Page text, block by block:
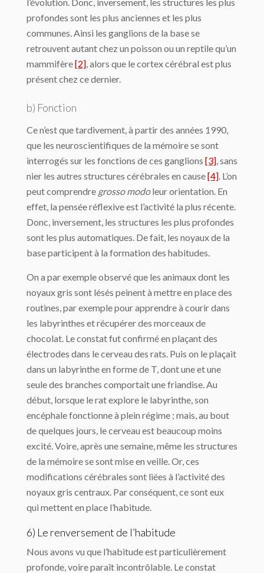
profondes sont les plus anciennes et les plus
communes. Ainsi les ganglions de la base se
retrouvent autant chez un poisson ou un reptile qu’un
mammifère[2] , alors que le cortex cérébral est plus
présent chez ce dernier.
b) Fonction
Ce n’est que tardivement, à partir des années 1990,
que les neuroscientifiques de la mémoire se sont
interrogés sur les fonctions de ces ganglions [3] , sans
nier les autres structures cérébrales en cause[4] . L’on
peut comprendre grosso modoleur orientation. En
effet, la pensée réflexive est l’activité la plus récente.
Donc, inversement, les structures les plus profondes
sont les plus automatiques. De fait, les noyaux de la
base participent à la formation des habitudes.
On a par exemple observé que les animaux dont les
noyaux gris sont lésés peinent à mettre en place des
routines, par exemple pour apprendre à courir dans
les labyrinthes et récupérer des morceaux de
chocolat. Le constat fut confirmé en plaçant des
électrodes dans le cerveau des rats. Puis on le plaçait
dans un labyrinthe en forme de T, dont une et une
seule des branches comportait une friandise. Au
début, lorsque le rat explore le labyrinthe, son
encéphale fonctionne à plein régime ; mais, au bout
de quelques jours, le cerveau est beaucoup moins
excité. Voire, après une semaine, même les structures
de la mémoire se sont mise en veille. Or, ces
modifications cérébrales sont liées à l’activité des
noyaux gris centraux. Par conséquent, ce sont eux
qui mettent en place l’habitude.
6) Le renversement de l’habitude
Nous avons vu que l’habitude est particulièrement
profonde, voire paraît incontrôlable. Le constat